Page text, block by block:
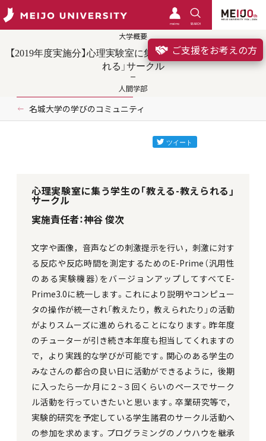
meimo SEARCH
ご支援をお考えの方
大学概要
【2019年度実施分】心理実験室に集う学生の「教える-教えら
れる」サークル
人間学部
名城大学の学びのコミュニティ
心理実験室に集う学生の「教える-教えられる」
サークル
実施責任者：神谷 俊次
文字や画像，音声などの刺激提示を行い，刺激に対す
る反応や反応時間を測定するためのE-Prime（汎用性
のある実験機器）をバージョンアップしてすべてE-
Prime3.0に統一します。これにより説明やコンピュー
タの操作が統一され「教えたり，教えられたり」の活動
がよりスムーズに進められることになります。昨年度
のチューターが引き続き本年度も担当してくれますの
で，より実践的な学びが可能です。関心のある学生の
みなさんの都合の良い日に活動ができるように，後期
に入ったら一か月に２~３回くらいのペースでサーク
ル活動を行っていきたいと思います。卒業研究等で，
実験的研究を予定している学生諸君のサークル活動へ
の参加を求めます。プログラミングのノウハウを継承